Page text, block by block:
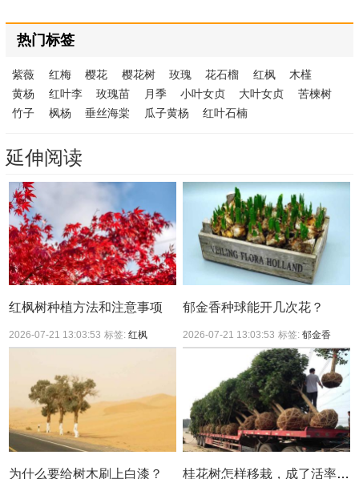
热门标签
紫薇 红梅 樱花 樱花树 玫瑰 花石榴 红枫
木槿
黄杨
红叶李 玫瑰苗 月季 小叶女贞 大叶女贞
苦楝树
竹子
枫杨 垂丝海棠 瓜子黄杨 红叶石楠
延伸阅读
红枫树种植方法和注意事项
2026-07-21 13:03:53 标签:红枫
郁金香种球能开几次花？
2026-07-21 13:03:53 标签:郁金香
为什么要给树木刷上白漆？ 桂花树怎样移栽，成了活率较高？